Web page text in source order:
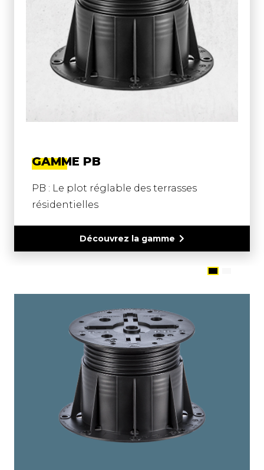
GAMME PB
PB : Le plot réglable des terrasses
résidentielles
Découvrez la gamme